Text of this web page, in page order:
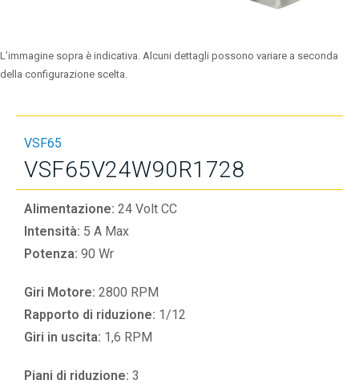
L’immagine sopra è indicativa. Alcuni dettagli possono variare a seconda
della configurazione scelta.
VSF65
VSF65V24W90R1728
Alimentazione: 24 Volt CC
Intensità: 5 A Max
Potenza: 90 Wr
Giri Motore: 2800 RPM
Rapporto di riduzione: 1/12
Giri in uscita: 1,6 RPM
Piani di riduzione: 3